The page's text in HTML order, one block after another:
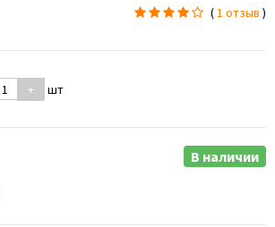
(1 отзыв )
+ шт
В наличии